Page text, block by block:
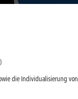
die Individualisierung von